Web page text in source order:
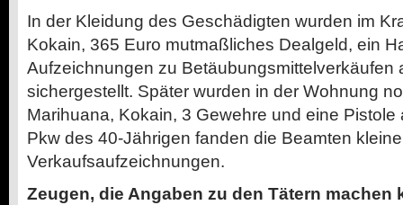
In der Kleidung des Geschädigten wurden im
Kokain, 365 Euro mutmaßliches Dealgeld, ein
Aufzeichnungen zu Betäubungsmittelverkäufen
sichergestellt. Später wurden in der Wohnung
Marihuana, Kokain, 3 Gewehre und eine Pistole
Pkw des 40-Jährigen fanden die Beamten
Verkaufsaufzeichnungen.
Zeugen, die Angaben zu den Tätern machen